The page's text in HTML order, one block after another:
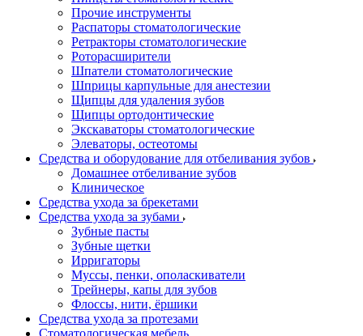
Прочие инструменты
Распаторы стоматологические
Ретракторы стоматологические
Роторасширители
Шпатели стоматологические
Шприцы карпульные для анестезии
Щипцы для удаления зубов
Щипцы ортодонтические
Экскаваторы стоматологические
Элеваторы, остеотомы
Средства и оборудование для отбеливания зубов
Домашнее отбеливание зубов
Клиническое
Средства ухода за брекетами
Средства ухода за зубами
Зубные пасты
Зубные щетки
Ирригаторы
Муссы, пенки, ополаскиватели
Трейнеры, капы для зубов
Флоссы, нити, ёршики
Средства ухода за протезами